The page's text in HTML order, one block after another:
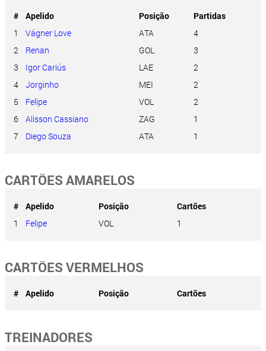
# Apelido Posição
Partidas
1
Vágner Love ATA
4
2
Renan GOL
3
3
Igor Cariús LAE
2
4
Jorginho MEI
2
5
Felipe VOL
2
6
Alisson Cassiano ZAG
1
7
Diego Souza ATA 1
CARTÕES AMARELOS
# Apelido Posição
Cartões
1
Felipe VOL 1
CARTÕES VERMELHOS
# Apelido Posição Cartões
TREINADORES